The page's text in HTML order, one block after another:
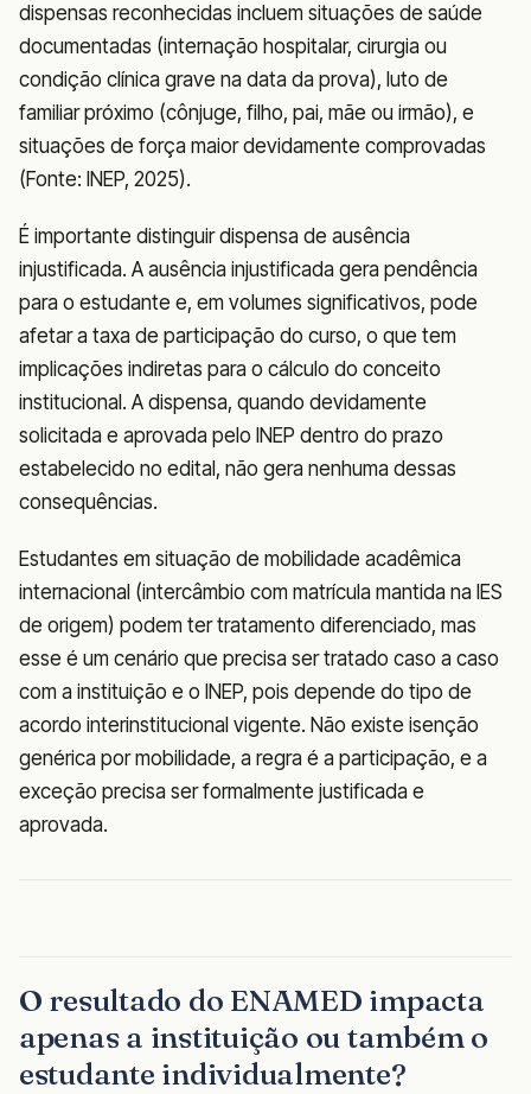
dispensas reconhecidas incluem situações de saúde
documentadas (internação hospitalar, cirurgia ou
condição clínica grave na data da prova), luto de
familiar próximo (cônjuge, filho, pai, mãe ou irmão), e
situações de força maior devidamente comprovadas
(Fonte: INEP, 2025).
É importante distinguir dispensa de ausência
injustificada. A ausência injustificada gera pendência
para o estudante e, em volumes significativos, pode
afetar a taxa de participação do curso, o que tem
implicações indiretas para o cálculo do conceito
institucional. A dispensa, quando devidamente
solicitada e aprovada pelo INEP dentro do prazo
estabelecido no edital, não gera nenhuma dessas
consequências.
Estudantes em situação de mobilidade acadêmica
internacional (intercâmbio com matrícula mantida na IES
de origem) podem ter tratamento diferenciado, mas
esse é um cenário que precisa ser tratado caso a caso
com a instituição e o INEP, pois depende do tipo de
acordo interinstitucional vigente. Não existe isenção
genérica por mobilidade, a regra é a participação, e a
exceção precisa ser formalmente justificada e
aprovada.
O resultado do ENAMED impacta
apenas a instituição ou também o
estudante individualmente?